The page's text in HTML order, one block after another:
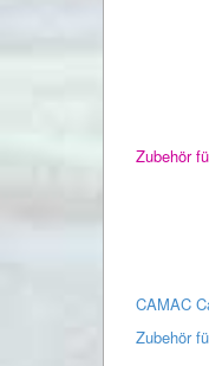
Zubehör
CAMAC
Zubehör